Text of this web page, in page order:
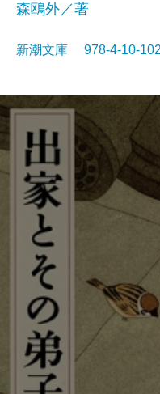
森鴎外／著
新潮文庫 978-4-10-